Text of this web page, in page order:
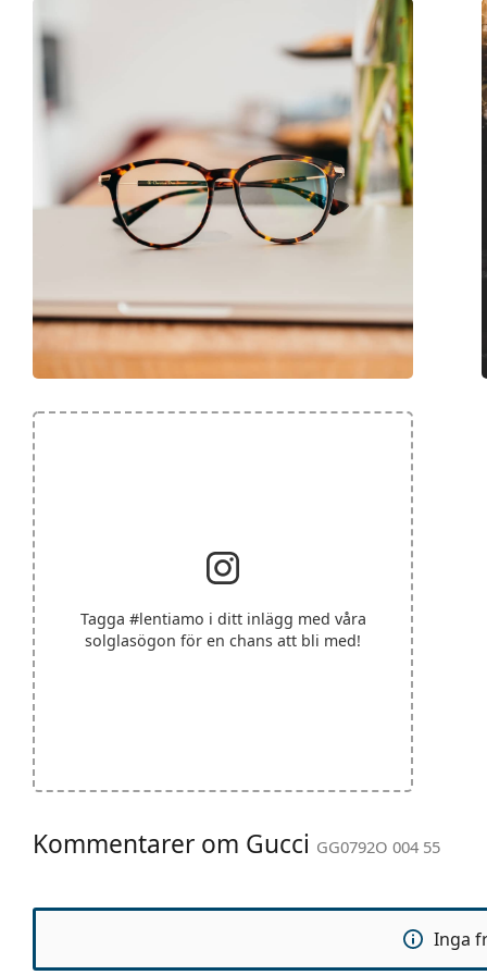
Tagga #lentiamo i ditt inlägg med våra
solglasögon för en chans att bli med!
Kommentarer om Gucci GG0792O 004 55
Inga